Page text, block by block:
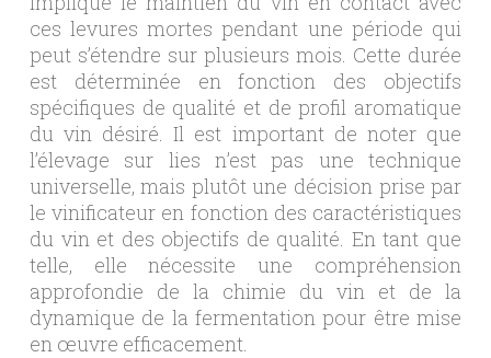
ces levures mortes pendant une période qui
peut s’étendre sur plusieurs mois. Cette durée
est déterminée en fonction des objectifs
spécifiques de qualité et de profil aromatique
du vin désiré. Il est important de noter que
l’élevage sur lies n’est pas une technique
universelle, mais plutôt une décision prise par
le vinificateur en fonction des caractéristiques
du vin et des objectifs de qualité. En tant que
telle, elle nécessite une compréhension
approfondie de la chimie du vin et de la
dynamique de la fermentation pour être mise
en œuvre efficacement.